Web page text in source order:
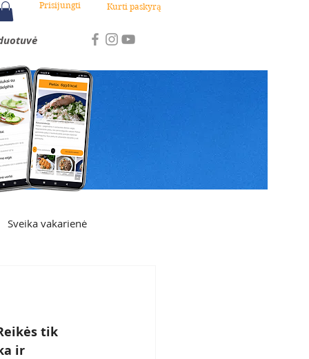
Prisijungti Kurti paskyrą
Sveika vakarienė
tik
ir